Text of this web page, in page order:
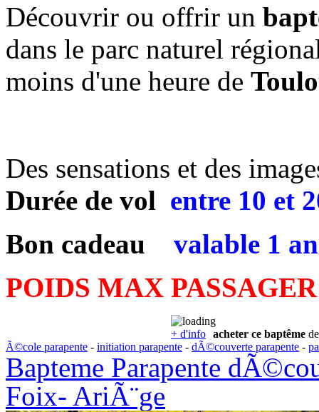
Découvrir ou offrir un
dans le parc naturel
moins d'une heure de
Des sensations et des
Durée de vol entre 10 et
Bon cadeau valable 1 an
POIDS MAX
+ d'info acheter ce baptême
Ã©cole parapente - initiation parapente - dÃ©couverte parapente -
Bapteme Parapente
Foix- AriÃ¨ge